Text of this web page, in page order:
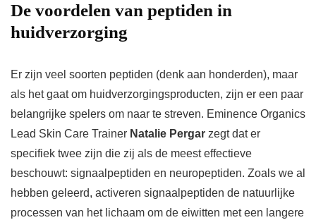
De voordelen van peptiden in
huidverzorging
Er zijn veel soorten peptiden (denk aan honderden), maar
als het gaat om huidverzorgingsproducten, zijn er een paar
belangrijke spelers om naar te streven. Eminence Organics
Lead Skin Care Trainer Natalie Pergar zegt dat er
specifiek twee zijn die zij als de meest effectieve
beschouwt: signaalpeptiden en neuropeptiden. Zoals we al
hebben geleerd, activeren signaalpeptiden de natuurlijke
processen van het lichaam om de eiwitten met een langere